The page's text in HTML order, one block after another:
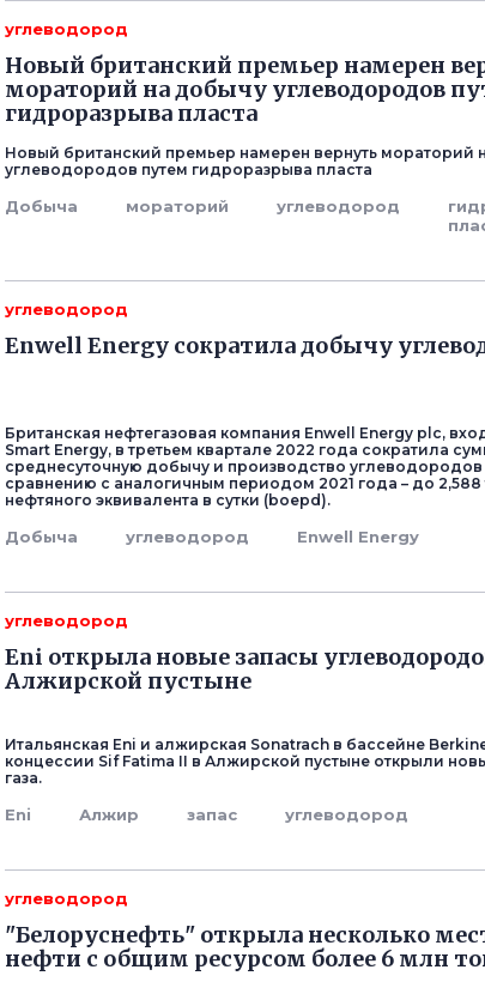
углеводород
Новый британский премьер намерен
мораторий на добычу углеводородов
гидроразрыва пласта
Новый британский премьер намерен вернуть мораторий
углеводородов путем гидроразрыва пласта
Добыча мораторий углеводород
углеводород
Enwell Energy сократила добычу
Британская нефтегазовая компания Enwell Energy plc,
Smart Energy, в третьем квартале 2022 года сократила
среднесуточную добычу и производство углеводородов
сравнению с аналогичным периодом 2021 года – до
нефтяного эквивалента в сутки (boepd).
Добыча углеводород Enwell Energy
углеводород
Eni открыла новые запасы
Алжирской пустыне
Итальянская Eni и алжирская Sonatrach в бассейне
концессии Sif Fatima II в Алжирской пустыне открыли
газа.
Eni Алжир запас углеводород
углеводород
"Белоруснефть" открыла несколько
нефти с общим ресурсом более 6 млн